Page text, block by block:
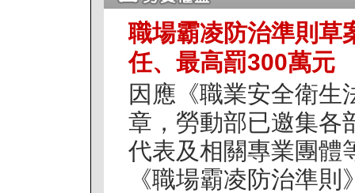
職場霸凌防治準則草
任、最高罰300萬元
因應《職業安全衛生
章，勞動部已邀集各
代表及相關專業團體
《職場霸凌防治準